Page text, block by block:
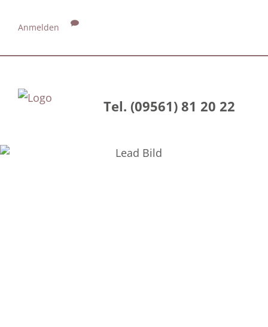
Anmelden
Tel. (09561) 81 20 22